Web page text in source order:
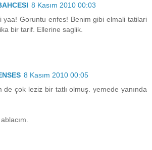
8 Kasım 2010 00:03
yaa! Goruntu enfes! Benim gibi elmali tatilari
bir tarif. Ellerine saglik.
8 Kasım 2010 00:05
de çok leziz bir tatlı olmuş. yemede yanında